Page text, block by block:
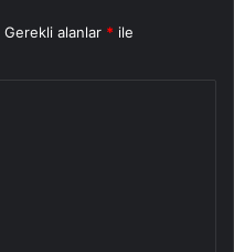
Gerekli alanlar * ile